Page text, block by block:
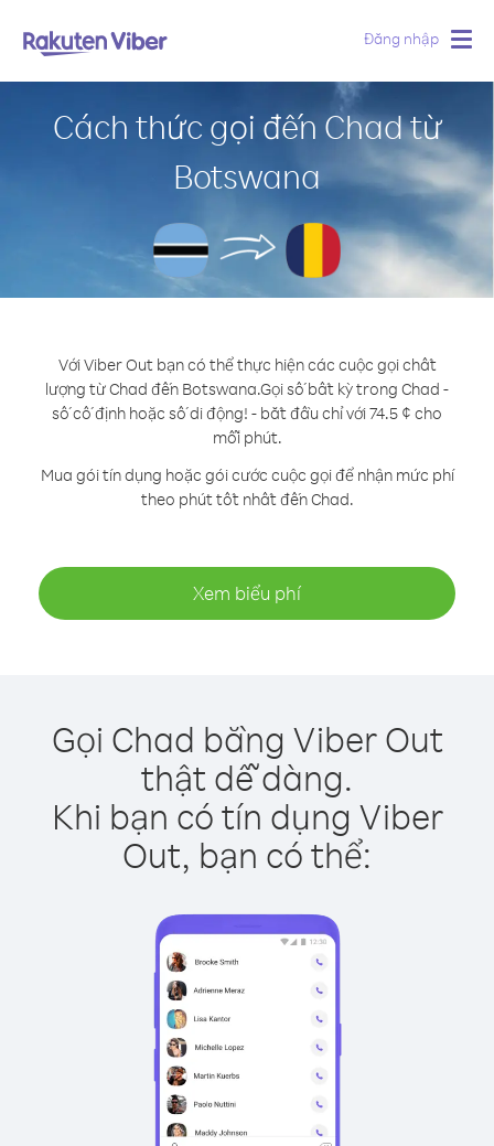
Đăng nhập
Cách thức gọi đến Chad từ
Botswana
Với Viber Out bạn có thể thực hiện các cuộc gọi chất
lượng từ Chad đến Botswana.Gọi số bất kỳ trong Chad -
số cố định hoặc số di động! - bắt đầu chỉ với 74.5 ¢ cho
mỗi phút.
Mua gói tín dụng hoặc gói cước cuộc gọi để nhận mức phí
theo phút tốt nhất đến Chad.
Xem biểu phí
Gọi Chad bằng Viber Out
thật dễ dàng.
Khi bạn có tín dụng Viber
Out, bạn có thể: